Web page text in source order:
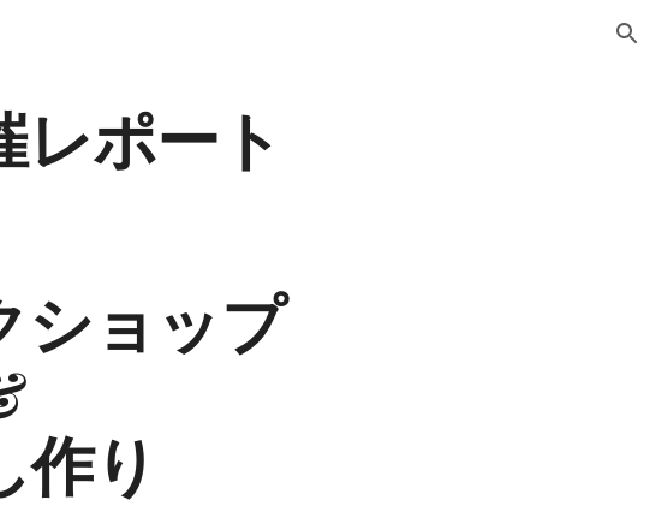
レポート
ショップ
作り